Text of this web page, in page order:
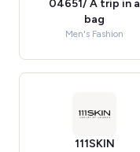
04651/ A trip in a
bag
Men's Fashion
111SKIN